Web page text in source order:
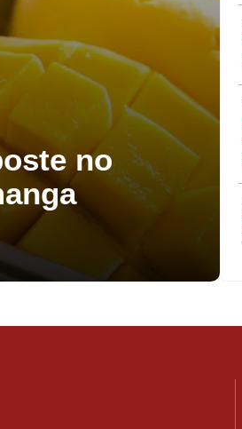
no